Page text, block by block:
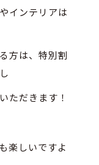
インテリアは
方は、特別割
ただきます！
楽しいですよ